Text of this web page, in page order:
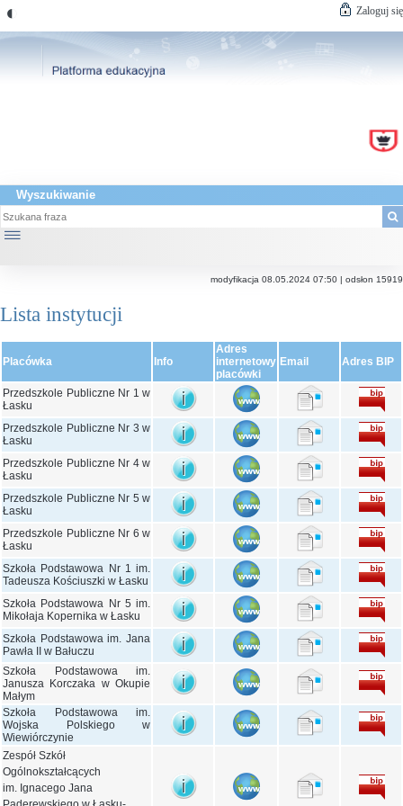
◐ Zaloguj się
Wyszukiwanie
☰
modyfikacja 08.05.2024 07:50 | odsłon 15919
Lista instytucji
Placówka Info
Adres
internetowy
placówki
Email Adres BIP
Przedszkole Publiczne Nr 1 w
Łasku
Przedszkole Publiczne Nr 3 w
Łasku
Przedszkole Publiczne Nr 4 w
Łasku
Przedszkole Publiczne Nr 5 w
Łasku
Przedszkole Publiczne Nr 6 w
Łasku
Szkoła Podstawowa Nr 1 im.
Tadeusza Kościuszki w Łasku
Szkoła Podstawowa Nr 5 im.
Mikołaja Kopernika w Łasku
Szkoła Podstawowa im. Jana
Pawła II w Bałuczu
Szkoła Podstawowa im.
Janusza Korczaka w Okupie
Małym
Szkoła Podstawowa im.
Wojska Polskiego w
Wiewiórczynie
Zespół Szkół
Ogólnokształcących
im. Ignacego Jana